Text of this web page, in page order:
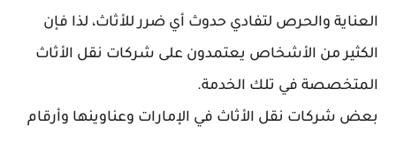
العناية والحرص لتفادي حدوث أي ضرر للأثاث، لذا فإن
الكثير من الأشخاص يعتمدون على شركات نقل الأثاث
المتخصصة في تلك الخدمة.
بعض شركات نقل الأثاث في الإمارات وعناوينها وأرقام